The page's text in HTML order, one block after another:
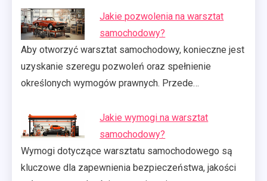
Jakie pozwolenia na warsztat
samochodowy?
Aby otworzyć warsztat samochodowy, konieczne jest
uzyskanie szeregu pozwoleń oraz spełnienie
określonych wymogów prawnych. Przede…
Jakie wymogi na warsztat
samochodowy?
Wymogi dotyczące warsztatu samochodowego są
kluczowe dla zapewnienia bezpieczeństwa, jakości